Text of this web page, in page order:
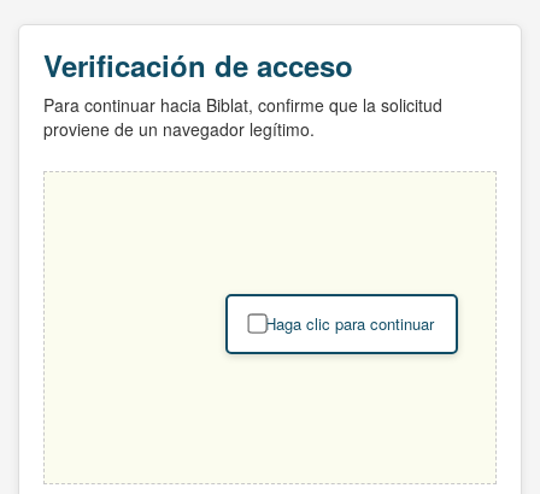
Verificación de acceso
Para continuar hacia Biblat, confirme que la solicitud
proviene de un navegador legítimo.
Haga clic para continuar